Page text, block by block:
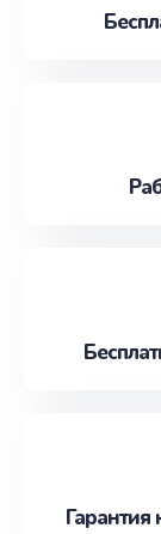
Гарантия